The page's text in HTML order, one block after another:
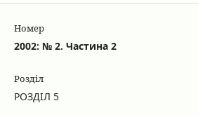
Номер
2002: № 2. Частина 2
Розділ
РОЗДІЛ 5